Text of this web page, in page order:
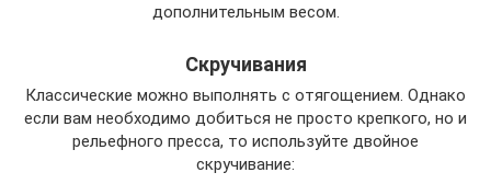
дополнительным весом.
Скручивания
Классические можно выполнять с отягощением. Однако
если вам необходимо добиться не просто крепкого, но и
рельефного пресса, то используйте двойное
скручивание: